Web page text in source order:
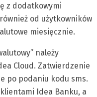
z dodatkowymi
od użytkowników
miesięcznie.
należy
Cloud. Zatwierdzenie
po podaniu kodu sms.
Idea Banku, a